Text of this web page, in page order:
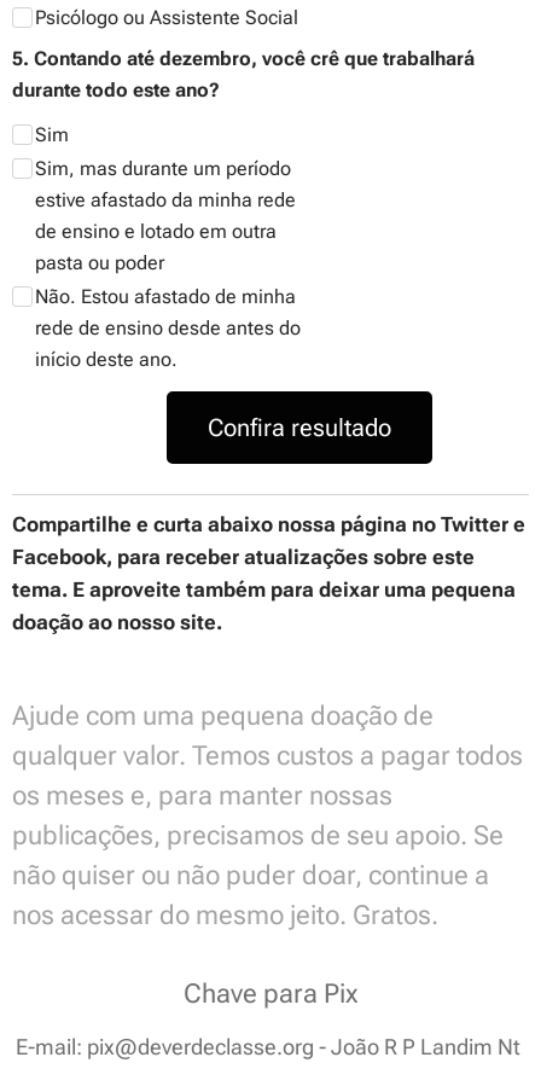
Psicólogo ou Assistente Social
5. Contando até dezembro, você crê que trabalhará
durante todo este ano?
Sim
Sim, mas durante um período
estive afastado da minha rede
de ensino e lotado em outra
pasta ou poder
Não. Estou afastado de minha
rede de ensino desde antes do
início deste ano.
Confira resultado
Compartilhe e curta abaixo nossa página no Twitter e
Facebook, para receber atualizações sobre este
tema. E aproveite também para deixar uma pequena
doação ao nosso site.
Ajude com uma pequena doação de
qualquer valor. Temos custos a pagar todos
os meses e, para manter nossas
publicações, precisamos de seu apoio. Se
não quiser ou não puder doar, continue a
nos acessar do mesmo jeito. Gratos.
Chave para Pix
E-mail: pix@deverdeclasse.org - João R P Landim Nt